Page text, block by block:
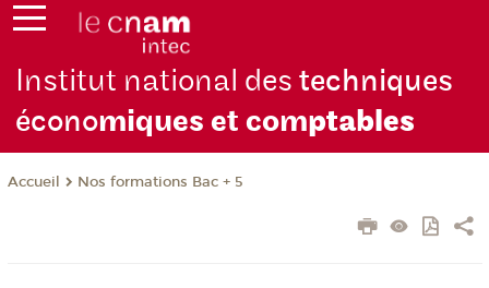
Institut national destechniques
économiques et comptables
Accueil Nos formations Bac + 5